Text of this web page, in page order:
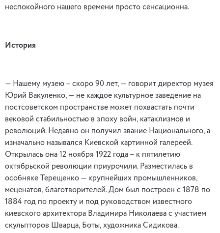
неспокойного нашего времени просто сенсационна.
История
— Нашему музею – скоро 90 лет, — говорит директор музея
Юрий Вакуленко, — не каждое культурное заведение на
постсоветском пространстве может похвастать почти
вековой стабильностью в эпоху войн, катаклизмов и
революций. Недавно он получил звание Национального, а
изначально назывался Киевской картинной галереей.
Открылась она 12 ноября 1922 года – к пятилетию
октябрьской революции приурочили. Разместилась в
особняке Терещенко — крупнейших промышленников,
меценатов, благотворителей. Дом был построен с 1878 по
1884 год по проекту и под руководством известного
киевского архитектора Владимира Николаева с участием
скульпторов Шварца, Боты, художника Сидикова.